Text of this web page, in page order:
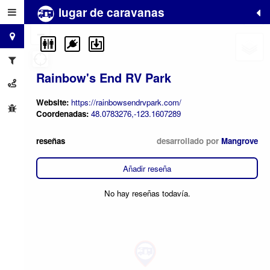
lugar de caravanas
Rainbow's End RV Park
Website: https://rainbowsendrvpark.com/
Coordenadas: 48.0783276,-123.1607289
reseñas desarrollado por Mangrove
Añadir reseña
No hay reseñas todavía.
+
−